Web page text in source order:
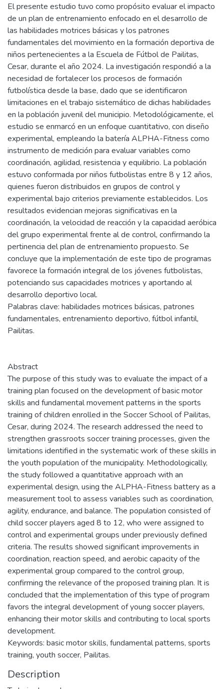
El presente estudio tuvo como propósito evaluar el impacto
de un plan de entrenamiento enfocado en el desarrollo de
las habilidades motrices básicas y los patrones
fundamentales del movimiento en la formación deportiva de
niños pertenecientes a la Escuela de Fútbol de Pailitas,
Cesar, durante el año 2024. La investigación respondió a la
necesidad de fortalecer los procesos de formación
futbolística desde la base, dado que se identificaron
limitaciones en el trabajo sistemático de dichas habilidades
en la población juvenil del municipio. Metodológicamente, el
estudio se enmarcó en un enfoque cuantitativo, con diseño
experimental, empleando la batería ALPHA-Fitness como
instrumento de medición para evaluar variables como
coordinación, agilidad, resistencia y equilibrio. La población
estuvo conformada por niños futbolistas entre 8 y 12 años,
quienes fueron distribuidos en grupos de control y
experimental bajo criterios previamente establecidos. Los
resultados evidencian mejoras significativas en la
coordinación, la velocidad de reacción y la capacidad aeróbica
del grupo experimental frente al de control, confirmando la
pertinencia del plan de entrenamiento propuesto. Se
concluye que la implementación de este tipo de programas
favorece la formación integral de los jóvenes futbolistas,
potenciando sus capacidades motrices y aportando al
desarrollo deportivo local.
Palabras clave: habilidades motrices básicas, patrones
fundamentales, entrenamiento deportivo, fútbol infantil,
Pailitas.
Abstract
The purpose of this study was to evaluate the impact of a
training plan focused on the development of basic motor
skills and fundamental movement patterns in the sports
training of children enrolled in the Soccer School of Pailitas,
Cesar, during 2024. The research addressed the need to
strengthen grassroots soccer training processes, given the
limitations identified in the systematic work of these skills in
the youth population of the municipality. Methodologically,
the study followed a quantitative approach with an
experimental design, using the ALPHA-Fitness battery as a
measurement tool to assess variables such as coordination,
agility, endurance, and balance. The population consisted of
child soccer players aged 8 to 12, who were assigned to
control and experimental groups under previously defined
criteria. The results showed significant improvements in
coordination, reaction speed, and aerobic capacity of the
experimental group compared to the control group,
confirming the relevance of the proposed training plan. It is
concluded that the implementation of this type of program
favors the integral development of young soccer players,
enhancing their motor skills and contributing to local sports
development.
Keywords: basic motor skills, fundamental patterns, sports
training, youth soccer, Pailitas.
Description